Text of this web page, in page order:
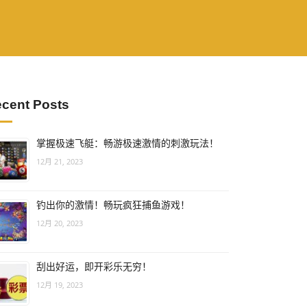
Posts
掌握极速飞艇：畅游极速激情的刺激玩法！
12月 21, 2023
钓出你的激情！畅玩疯狂捕鱼游戏！
12月 20, 2023
刮出好运，即开彩乐无穷！
12月 19, 2023